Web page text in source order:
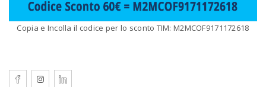
Copia e Incolla il codice per lo sconto TIM: M2MCOF9171172618